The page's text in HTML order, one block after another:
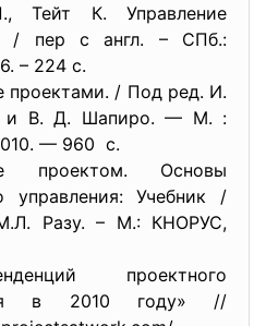
Тейт К. Управление
/ пер с англ. – СПб.:
– 224 с.
проектами. / Под ред. И.
и В. Д. Шапиро. — М. :
— 960 с.
проектом. Основы
управления: Учебник /
Разу. – М.: КНОРУС,
проектного
в 2010 году» //